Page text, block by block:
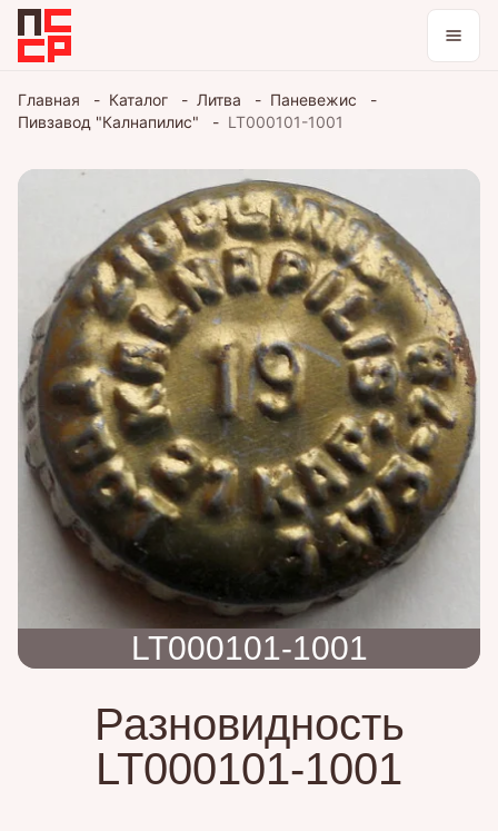
Каталог
Войти / зарегистрироваться
Тема оформления
Главная Каталог Литва
Паневежис
Пивзавод "Калнапилис"
LT000101-1001
LT000101-1001
Разновидность
LT000101-1001